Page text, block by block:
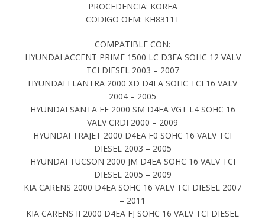
PROCEDENCIA: KOREA
CODIGO OEM: KH8311T
COMPATIBLE CON:
HYUNDAI ACCENT PRIME 1500 LC D3EA SOHC 12 VALV
TCI DIESEL 2003 – 2007
HYUNDAI ELANTRA 2000 XD D4EA SOHC TCI 16 VALV
2004 – 2005
HYUNDAI SANTA FE 2000 SM D4EA VGT L4 SOHC 16
VALV CRDI 2000 – 2009
HYUNDAI TRAJET 2000 D4EA F0 SOHC 16 VALV TCI
DIESEL 2003 – 2005
HYUNDAI TUCSON 2000 JM D4EA SOHC 16 VALV TCI
DIESEL 2005 – 2009
KIA CARENS 2000 D4EA SOHC 16 VALV TCI DIESEL 2007
– 2011
KIA CARENS II 2000 D4EA FJ SOHC 16 VALV TCI DIESEL